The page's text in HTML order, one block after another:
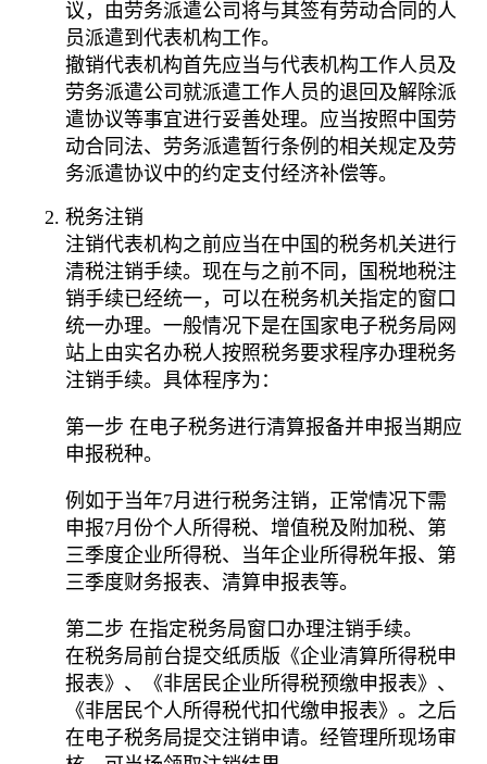
议，由劳务派遣公司将与其签有劳动合同的人
员派遣到代表机构工作。
撤销代表机构首先应当与代表机构工作人员及
劳务派遣公司就派遣工作人员的退回及解除派
遣协议等事宜进行妥善处理。应当按照中国劳
动合同法、劳务派遣暂行条例的相关规定及劳
务派遣协议中的约定支付经济补偿等。
税务注销
注销代表机构之前应当在中国的税务机关进行
清税注销手续。现在与之前不同，国税地税注
销手续已经统一，可以在税务机关指定的窗口
统一办理。一般情况下是在国家电子税务局网
站上由实名办税人按照税务要求程序办理税务
注销手续。具体程序为：
第一步 在电子税务进行清算报备并申报当期应
申报税种。
例如于当年7月进行税务注销，正常情况下需
申报7月份个人所得税、增值税及附加税、第
三季度企业所得税、当年企业所得税年报、第
三季度财务报表、清算申报表等。
第二步 在指定税务局窗口办理注销手续。
在税务局前台提交纸质版《企业清算所得税申
报表》、《非居民企业所得税预缴申报表》、
《非居民个人所得税代扣代缴申报表》。之后
在电子税务局提交注销申请。经管理所现场审